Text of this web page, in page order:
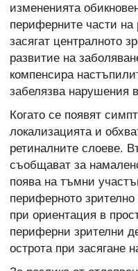
измененията
периферните части на
засягат централното
развитие на
компенсира
забелязва нарушения
Когато се появят
локализацията и
ретиналните слоеве.
съобщават за
поява на тъмни
периферното
при ориентация в
периферни зрителни
острота при засягане